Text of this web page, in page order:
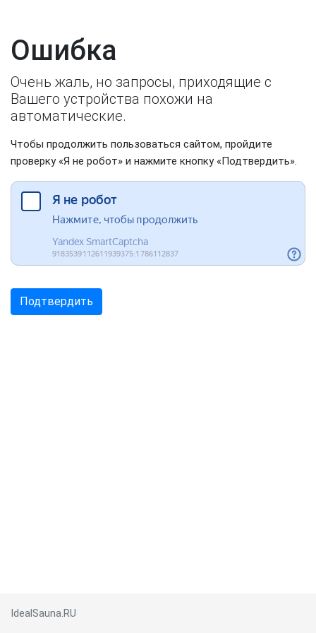
Ошибка
Очень жаль, но запросы, приходящие с
Вашего устройства похожи на
автоматические.
Чтобы продолжить пользоваться сайтом, пройдите
проверку «Я не робот» и нажмите кнопку «Подтвердить».
IdealSauna.RU